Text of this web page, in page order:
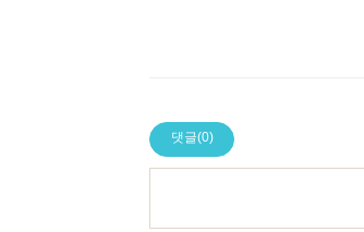
댓글(0)